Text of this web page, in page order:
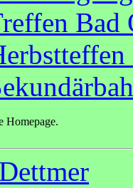
Bad
Homepage.